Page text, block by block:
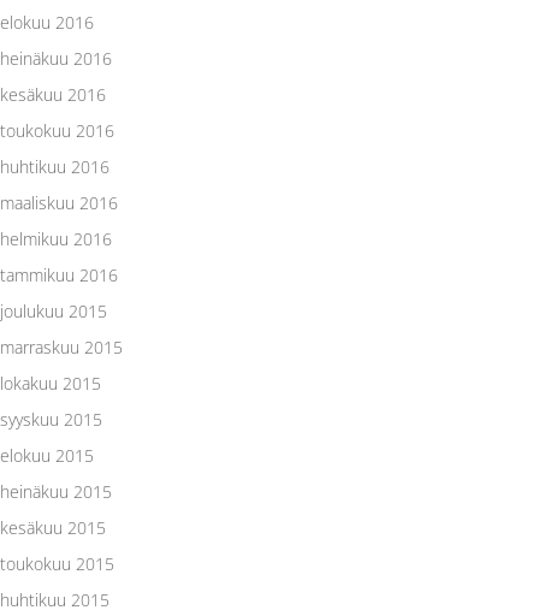
elokuu 2016
heinäkuu 2016
kesäkuu 2016
toukokuu 2016
huhtikuu 2016
maaliskuu 2016
helmikuu 2016
tammikuu 2016
joulukuu 2015
marraskuu 2015
lokakuu 2015
syyskuu 2015
elokuu 2015
heinäkuu 2015
kesäkuu 2015
toukokuu 2015
huhtikuu 2015